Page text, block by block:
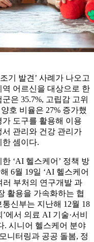
기 발견’ 사례가 나오고
어르신을 대상으로 한
은 35.7%, 고립감 고위
호 비율은 27% 증가했
도구를 활용해 이용
관리와 건강 관리가
한 셈이다.
‘AI 헬스케어’ 정책 방
6월 19일 ‘AI 헬스케어
러 부처의 연구개발 과
활용을 가속화하는 협
신부는 지난해 12월 18
에서 의료 AI 기술·서비
. 시니어 헬스케어 분야
니터링과 공공 돌봄, 정